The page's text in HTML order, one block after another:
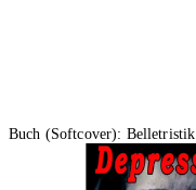
Buch (Softcover): Belletristik